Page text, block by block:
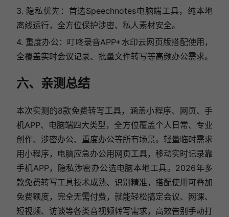
3. 隐私优先：首选Speechnotes电脑端工具，纯本地
离线运行，全方位保护涉密、私人素材安全。
4. 重度办公：叮咚录音APP+水印云网页版搭配使用，
全覆盖实时会议记录、批量文件转写等高频办公需求。
六、亲测总结
本次实测的8款免费转写工具，涵盖小程序、网页、手
机APP、电脑端四大类型，全方位覆盖个人日常、专业
创作、涉密办公、重度办公等所有场景。轻量临时需求
用小程序，电脑应急办公用网页工具，移动实时记录靠
手机APP，隐私涉密办公选电脑本地工具。2026年多
款免费转写工具技术成熟、识别精准，搭配使用可叠加
免费额度，完全无需付费，就能轻松搞定会议、网课、
短视频、访谈等各类音视频转写需求，高效告别手动打